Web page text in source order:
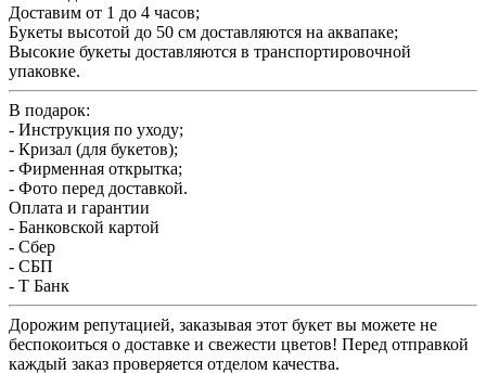
Доставим от 1 до 4 часов;
Букеты высотой до 50 см доставляются на аквапаке;
Высокие букеты доставляются в транспортировочной
упаковке.
В подарок:
- Инструкция по уходу;
- Кризал (для букетов);
- Фирменная открытка;
- Фото перед доставкой.
Оплата и гарантии
- Банковской картой
- Сбер
- СБП
- Т Банк
Дорожим репутацией, заказывая этот букет вы можете не
беспокоиться о доставке и свежести цветов! Перед отправкой
каждый заказ проверяется отделом качества.